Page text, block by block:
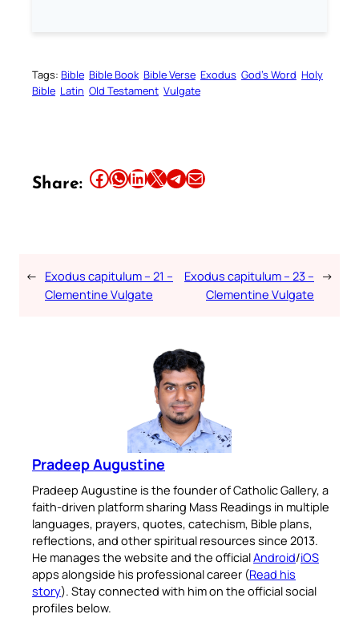
Tags: Bible Bible Book Bible Verse Exodus God’s Word Holy
Bible Latin Old Testament Vulgate
Share: Share this article on Facebook Share this article on WhatsApp Share this article on LinkedIn Share this article on X Share this article on TelegramEmail this Article
← Exodus capitulum – 21 –
Clementine Vulgate
Exodus capitulum – 23 –
Clementine Vulgate
→
Pradeep Augustine
Pradeep Augustine is the founder of Catholic Gallery, a
faith-driven platform sharing Mass Readings in multiple
languages, prayers, quotes, catechism, Bible plans,
reflections, and other spiritual resources since 2013.
He manages the website and the officialAndroid/iOS
apps alongside his professional career (Read his
story). Stay connected with him on the official social
profiles below.